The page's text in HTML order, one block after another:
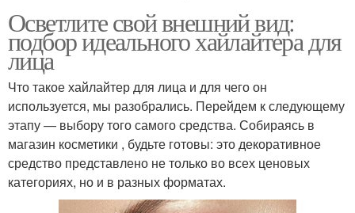
Осветлите свой внешний вид:
подбор идеального хайлайтера для
лица
Что такое хайлайтер для лица и для чего он
используется, мы разобрались. Перейдем к следующему
этапу — выбору того самого средства. Собираясь в
магазин косметики , будьте готовы: это декоративное
средство представлено не только во всех ценовых
категориях, но и в разных форматах.